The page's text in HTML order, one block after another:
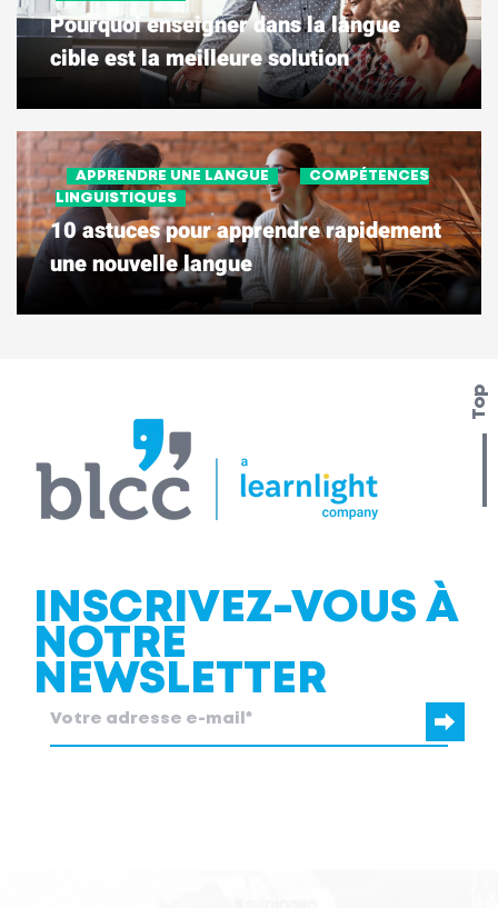
Pourquoi enseigner dans la langue
cible est la meilleure solution
APPRENDRE UNE LANGUE
COMPÉTENCES
LINGUISTIQUES
10 astuces pour apprendre rapidement
une nouvelle langue
Top
INSCRIVEZ-VOUS À
NOTRE
NEWSLETTER